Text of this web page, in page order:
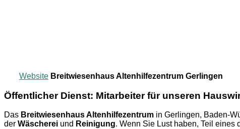
Website Breitwiesenhaus Altenhilfezentrum Gerlingen
Öffentlicher Dienst: Mitarbeiter für unseren
Das Breitwiesenhaus Altenhilfezentrum in Gerlingen, Baden-
der Wäscherei und Reinigung. Wenn Sie Lust haben, Teil eines